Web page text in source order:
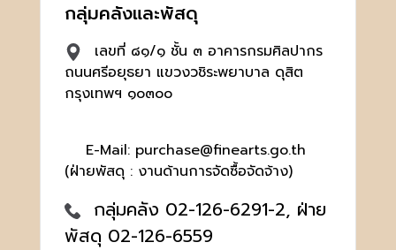
กลุ่มคลังและพัสดุ
เลขที่ ๘๑/๑ ชั้น ๓ อาคารกรมศิลปากร
ถนนศรีอยุธยา แขวงวชิระพยาบาล ดุสิต
กรุงเทพฯ ๑๐๓๐๐
E-Mail: purchase@finearts.go.th
(ฝ่ายพัสดุ : งานด้านการจัดซื้อจัดจ้าง)
กลุ่มคลัง 02-126-6291-2, ฝ่าย
พัสดุ 02-126-6559